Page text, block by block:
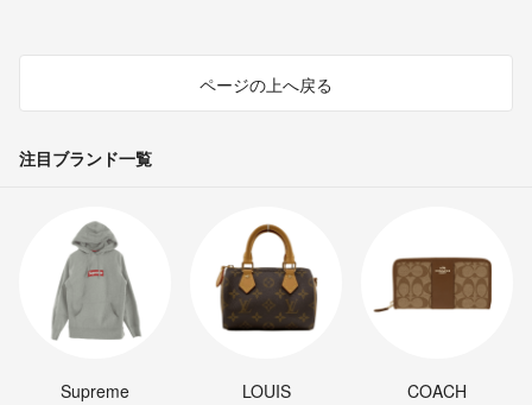
ページの上へ戻る
注目ブランド一覧
Supreme
LOUIS
COACH